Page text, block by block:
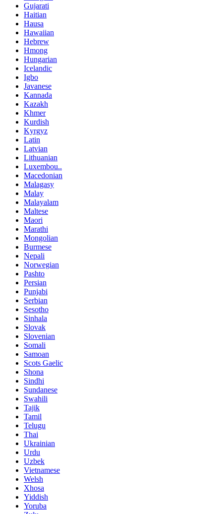
Gujarati
Haitian
Hausa
Hawaiian
Hebrew
Hmong
Hungarian
Icelandic
Igbo
Javanese
Kannada
Kazakh
Khmer
Kurdish
Kyrgyz
Latin
Latvian
Lithuanian
Luxembou..
Macedonian
Malagasy
Malay
Malayalam
Maltese
Maori
Marathi
Mongolian
Burmese
Nepali
Norwegian
Pashto
Persian
Punjabi
Serbian
Sesotho
Sinhala
Slovak
Slovenian
Somali
Samoan
Scots Gaelic
Shona
Sindhi
Sundanese
Swahili
Tajik
Tamil
Telugu
Thai
Ukrainian
Urdu
Uzbek
Vietnamese
Welsh
Xhosa
Yiddish
Yoruba